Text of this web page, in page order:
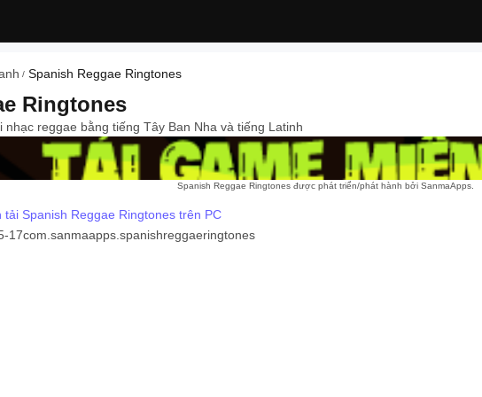
/ Spanish Reggae Ringtones
Ringtones
reggae bằng tiếng Tây Ban Nha và tiếng Latinh
Spanish Reggae Ringtones được phát triển/phát hành bởi SanmaApps.
tải Spanish Reggae Ringtones trên PC
17com.sanmaapps.spanishreggaeringtones